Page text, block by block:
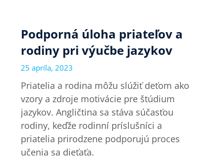
Podporná úloha priateľov a
rodiny pri výučbe jazykov
25 apríla, 2023
Priatelia a rodina môžu slúžiť deťom ako
vzory a zdroje motivácie pre štúdium
jazykov. Angličtina sa stáva súčasťou
rodiny, keďže rodinní príslušníci a
priatelia prirodzene podporujú proces
učenia sa dieťaťa.